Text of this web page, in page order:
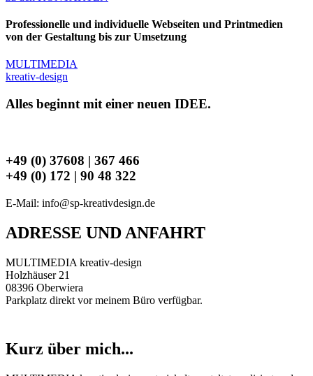
Professionelle und individuelle Webseiten und Printmedien
von der Gestaltung bis zur Umsetzung
MULTIMEDIA
kreativ-design
Alles beginnt mit einer neuen IDEE.
+49 (0) 37608 | 367 466
+49 (0) 172 | 90 48 322
E-Mail: info@sp-kreativdesign.de
ADRESSE UND ANFAHRT
MULTIMEDIA kreativ-design
Holzhäuser 21
08396 Oberwiera
Parkplatz direkt vor meinem Büro verfügbar.
Kurz über mich...